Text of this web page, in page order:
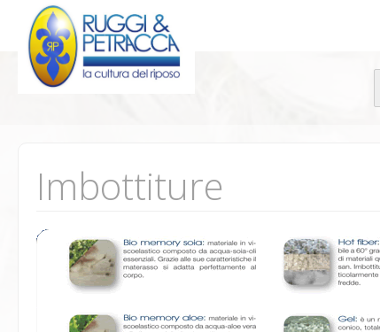
Imbottiture